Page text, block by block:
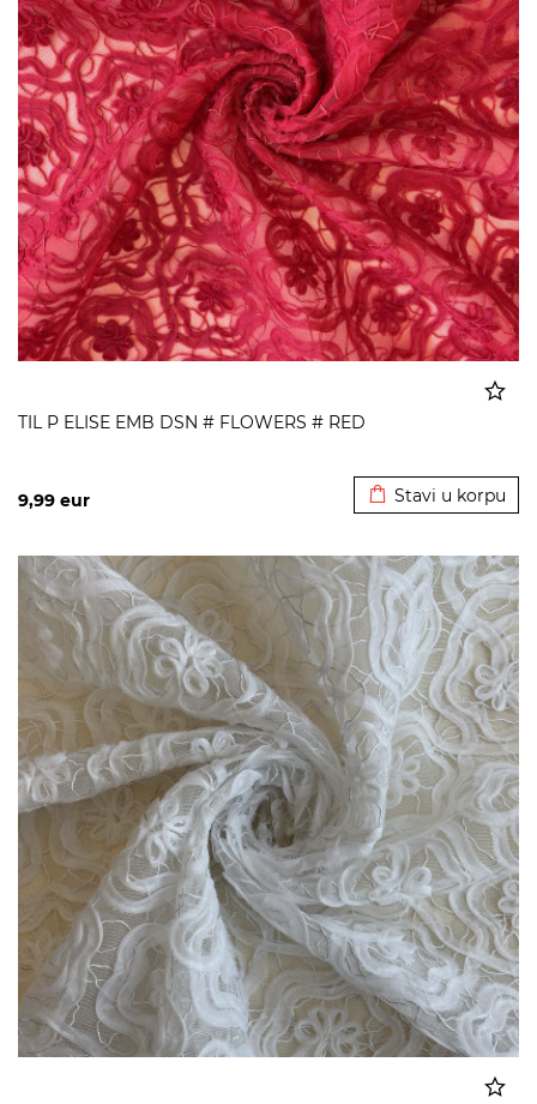
TIL P ELISE EMB DSN # FLOWERS # RED
9,99 eur Stavi u korpu